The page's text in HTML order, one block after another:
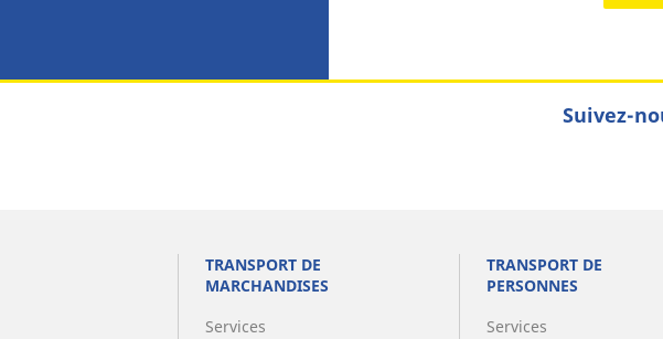
Suivez-
TRANSPORT DE
MARCHANDISES
Services
TRANSPORT DE
PERSONNES
Services